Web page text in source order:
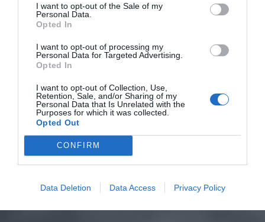
I want to opt-out of the Sale of my
Personal Data.
Opted In
I want to opt-out of processing my
Personal Data for Targeted Advertising.
Opted In
I want to opt-out of Collection, Use,
Retention, Sale, and/or Sharing of my
Personal Data that Is Unrelated with the
Purposes for which it was collected.
Opted Out
CONFIRM
Data Deletion Data Access Privacy Policy